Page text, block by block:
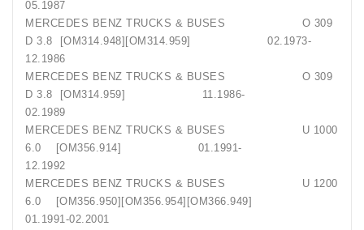
05.1987
MERCEDES BENZ TRUCKS & BUSES O 309
D 3.8 [OM314.948][OM314.959] 02.1973-
12.1986
MERCEDES BENZ TRUCKS & BUSES O 309
D 3.8 [OM314.959] 11.1986-
02.1989
MERCEDES BENZ TRUCKS & BUSES U 1000
6.0 [OM356.914] 01.1991-
12.1992
MERCEDES BENZ TRUCKS & BUSES U 1200
6.0 [OM356.950][OM356.954][OM366.949]
01.1991-02.2001